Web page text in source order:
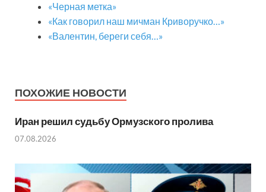
«Черная метка»
«Как говорил наш мичман Криворучко…»
«Валентин, береги себя…»
ПОХОЖИЕ НОВОСТИ
Иран решил судьбу Ормузского пролива
07.08.2026